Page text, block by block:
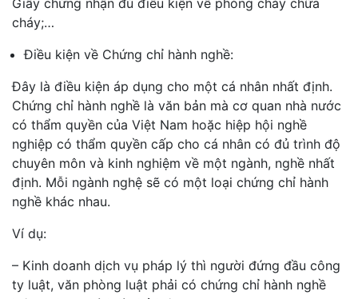
cháy;…
Điều kiện về Chứng chỉ hành nghề:
Đây là điều kiện áp dụng cho một cá nhân nhất định.
Chứng chỉ hành nghề là văn bản mà cơ quan nhà nước
có thẩm quyền của Việt Nam hoặc hiệp hội nghề
nghiệp có thẩm quyền cấp cho cá nhân có đủ trình độ
chuyên môn và kinh nghiệm về một ngành, nghề nhất
định. Mỗi ngành nghệ sẽ có một loại chứng chỉ hành
nghề khác nhau.
Ví dụ:
– Kinh doanh dịch vụ pháp lý thì người đứng đầu công
ty luật, văn phòng luật phải có chứng chỉ hành nghề